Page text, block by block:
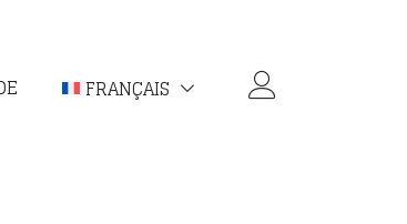
FRANÇAIS